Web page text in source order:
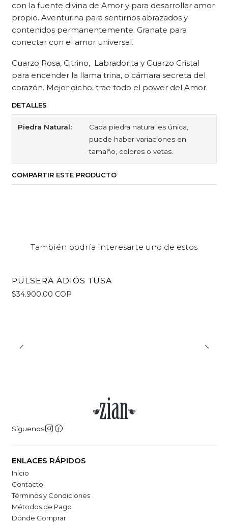
con la fuente divina de Amor y para desarrollar amor
propio. Aventurina para sentirnos abrazados y
contenidos permanentemente. Granate para
conectar con el amor universal.
Cuarzo Rosa, Citrino, Labradorita y Cuarzo Cristal
para encender la llama trina, o cámara secreta del
corazón. Mejor dicho, trae todo el power del Amor.
DETALLES
Piedra Natural:
Cada piedra natural es única,
puede haber variaciones en
tamaño, colores o vetas.
COMPARTIR ESTE PRODUCTO
También podría interesarte uno de estos
PULSERA ADIÓS TUSA
$34.900,00 COP
Síguenos
ENLACES RÁPIDOS
Inicio
Contacto
Términos y Condiciones
Métodos de Pago
Dónde Comprar